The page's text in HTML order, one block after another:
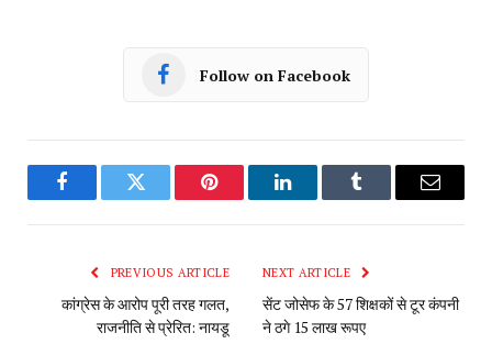
Follow on Facebook
FacebookTwitter Pinterest LinkedInTumblr Email
PREVIOUS ARTICLE
कांग्रेस के आरोप पूरी तरह गलत,
राजनीति से प्रेरित: नायडू
NEXT ARTICLE
सेंट जोसेफ के 57 शिक्षकों से टूर कंपनी
ने ठगे 15 लाख रूपए